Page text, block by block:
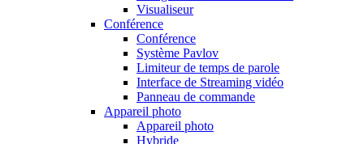
Visualiseur
Conférence
Conférence
Système Pavlov
Limiteur de temps de parole
Interface de Streaming vidéo
Panneau de commande
Appareil photo
Appareil photo
Hybride